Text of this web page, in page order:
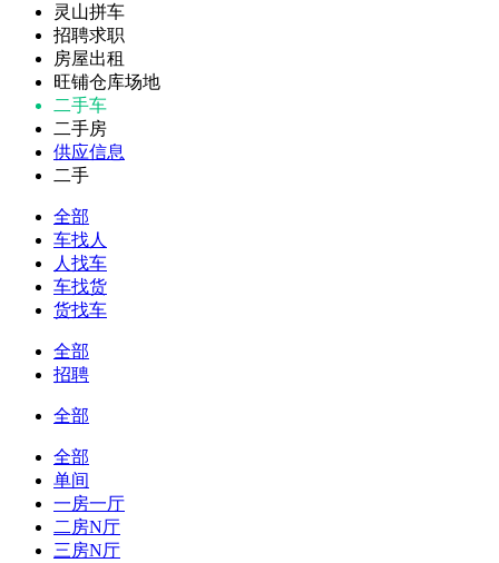
灵山拼车
招聘求职
房屋出租
旺铺仓库场地
二手车
二手房
供应信息
二手
全部
车找人
人找车
车找货
货找车
全部
招聘
全部
全部
单间
一房一厅
二房N厅
三房N厅